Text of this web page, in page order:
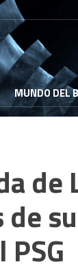
MUNDO DEL
de